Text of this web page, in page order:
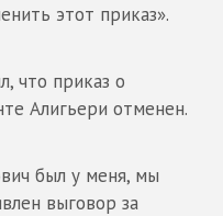
этот приказ».
что приказ о
Алигьери отменен.
был у меня, мы
выговор за